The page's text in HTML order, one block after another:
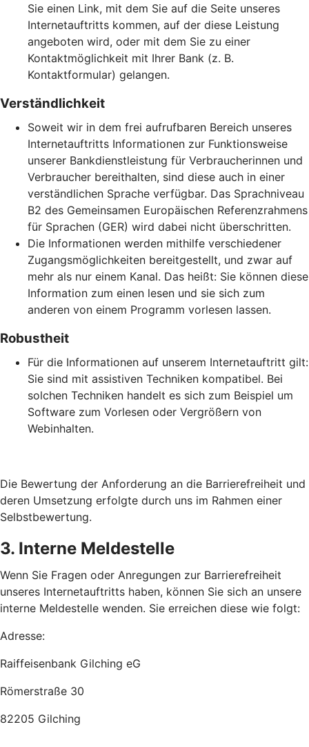
Sie einen Link, mit dem Sie auf die Seite unseres
Internetauftritts kommen, auf der diese Leistung
angeboten wird, oder mit dem Sie zu einer
Kontaktmöglichkeit mit Ihrer Bank (z. B.
Kontaktformular) gelangen.
Verständlichkeit
Soweit wir in dem frei aufrufbaren Bereich unseres
Internetauftritts Informationen zur Funktionsweise
unserer Bankdienstleistung für Verbraucherinnen und
Verbraucher bereithalten, sind diese auch in einer
verständlichen Sprache verfügbar. Das Sprachniveau
B2 des Gemeinsamen Europäischen Referenzrahmens
für Sprachen (GER) wird dabei nicht überschritten.
Die Informationen werden mithilfe verschiedener
Zugangsmöglichkeiten bereitgestellt, und zwar auf
mehr als nur einem Kanal. Das heißt: Sie können diese
Information zum einen lesen und sie sich zum
anderen von einem Programm vorlesen lassen.
Robustheit
Für die Informationen auf unserem Internetauftritt gilt:
Sie sind mit assistiven Techniken kompatibel. Bei
solchen Techniken handelt es sich zum Beispiel um
Software zum Vorlesen oder Vergrößern von
Webinhalten.
Die Bewertung der Anforderung an die Barrierefreiheit und
deren Umsetzung erfolgte durch uns im Rahmen einer
Selbstbewertung.
3. Interne Meldestelle
Wenn Sie Fragen oder Anregungen zur Barrierefreiheit
unseres Internetauftritts haben, können Sie sich an unsere
interne Meldestelle wenden. Sie erreichen diese wie folgt:
Adresse:
Raiffeisenbank Gilching eG
Römerstraße 30
82205 Gilching